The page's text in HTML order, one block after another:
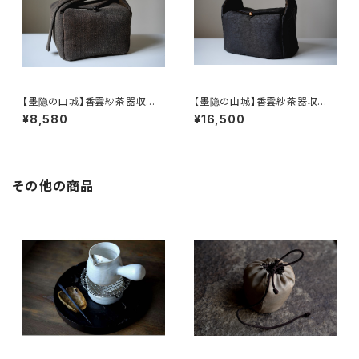
【墨隐の山城】香雲紗茶器収納
バッグ 「内袋分離式のアウトドア
ティーバッグ」
¥8,580
【墨隐の山城】香雲紗茶器収納
バッグ 「内袋分離式のアウトドア
ティーバッグ」
¥16,500
その他の商品